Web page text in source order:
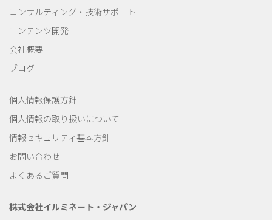
コンサルティング・技術サポート
コンテンツ開発
会社概要
ブログ
個人情報保護方針
個人情報の取り扱いについて
情報セキュリティ基本方針
お問い合わせ
よくあるご質問
株式会社イルミネート・ジャパン